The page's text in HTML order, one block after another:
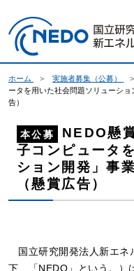
ホーム 実施者募集（公募）
ータを用いた社会問題ソリューシ
告）
本公募
NEDO懸
子コンピュータ
ション開発」事
（懸賞広告）
国立研究開発法人新エネ
下、「NEDO」という。）